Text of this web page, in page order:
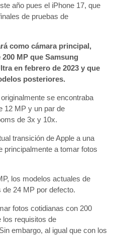
año pues el iPhone 17, que
de pruebas de
como cámara principal,
MP que Samsung
en febrero de 2023 y que
posteriores.
se encontraba
12 MP y un par de
de 3x y 10x.
transición de Apple a una
principalmente a tomar fotos
los modelos actuales de
24 MP por defecto.
fotos cotidianas con 200
los requisitos de
embargo, al igual que con los